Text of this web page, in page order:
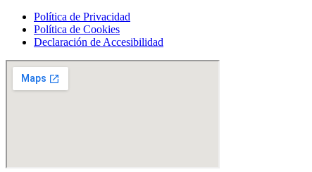
Política de Privacidad
Política de Cookies
Declaración de Accesibilidad